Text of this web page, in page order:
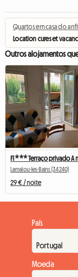
Quartos em casa do
Location cures et
Outros alojamentos
Lamalou-les-Bains (34240)
29 € / noite
País
Moeda